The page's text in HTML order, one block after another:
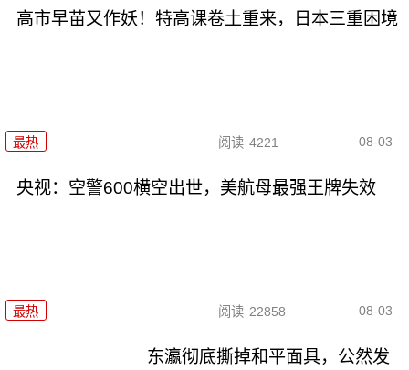
高市早苗又作妖！特高课卷土重来，日本三重困境
最热 阅读 4221 08-03
央视：空警600横空出世，美航母最强王牌失效
最热 阅读 22858 08-03
东瀛彻底撕掉和平面具，公然发